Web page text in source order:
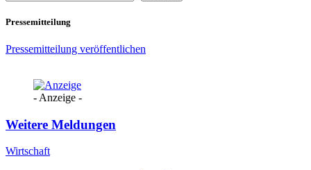
Pressemitteilung
Pressemitteilung veröffentlichen
- Anzeige -
Weitere Meldungen
Wirtschaft